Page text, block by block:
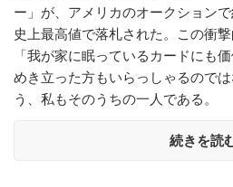
ー」が、アメリカのオークション
史上最高値で落札された。この衝
「我が家に眠っているカードにも
めき立った方もいらっしゃるので
う、私もそのうちの一人である。
続きを読